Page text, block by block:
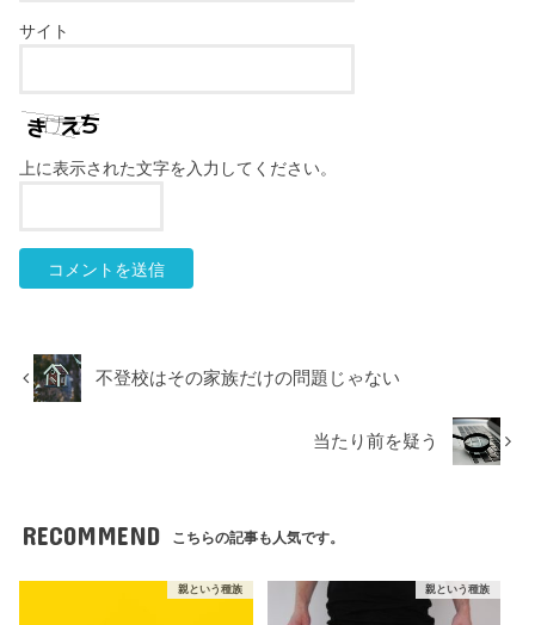
サイト
上に表示された文字を入力してください。
不登校はその家族だけの問題じゃない
当たり前を疑う
RECOMMEND こちらの記事も人気です。
親という種族 親という種族